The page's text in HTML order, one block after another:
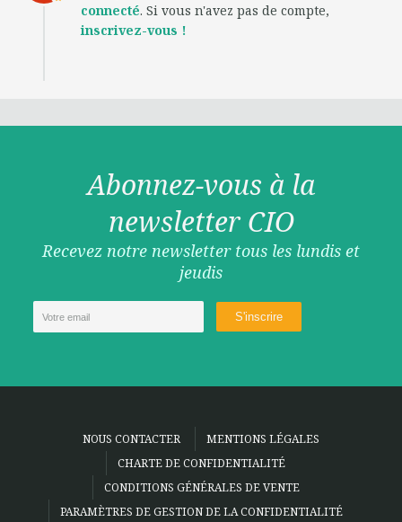
connecté. Si vous n'avez pas de compte,
inscrivez-vous !
Abonnez-vous à la
newsletter CIO
Recevez notre newsletter tous les lundis et
jeudis
NOUS CONTACTER
MENTIONS LÉGALES
CHARTE DE CONFIDENTIALITÉ
CONDITIONS GÉNÉRALES DE VENTE
PARAMÈTRES DE GESTION DE LA CONFIDENTIALITÉ